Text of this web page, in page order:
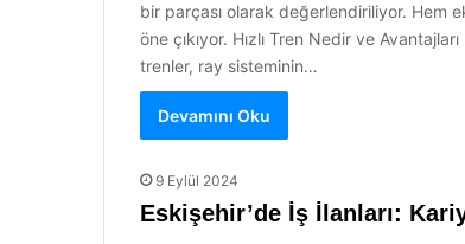
bir parçası olarak değerlendiriliyor. Hem
öne çıkıyor. Hızlı Tren Nedir ve
trenler, ray sisteminin…
Devamını Oku
9 Eylül 2024
Eskişehir’de İş İlanları: